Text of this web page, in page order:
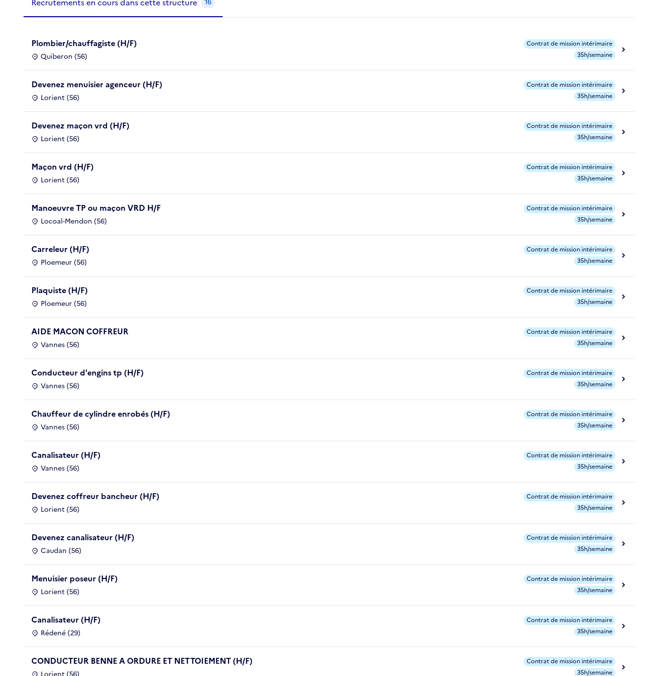
Recrutements en cours dans cette structure 16
Plombier/chauffagiste (H/F)
Quiberon (56)
Contrat de mission intérimaire
35h/semaine
Devenez menuisier agenceur (H/F)
Lorient (56)
Contrat de mission intérimaire
35h/semaine
Devenez maçon vrd (H/F)
Lorient (56)
Contrat de mission intérimaire
35h/semaine
Maçon vrd (H/F)
Lorient (56)
Contrat de mission intérimaire
35h/semaine
Manoeuvre TP ou maçon VRD H/F
Locoal-Mendon (56)
Contrat de mission intérimaire
35h/semaine
Carreleur (H/F)
Ploemeur (56)
Contrat de mission intérimaire
35h/semaine
Plaquiste (H/F)
Ploemeur (56)
Contrat de mission intérimaire
35h/semaine
AIDE MACON COFFREUR
Vannes (56)
Contrat de mission intérimaire
35h/semaine
Conducteur d'engins tp (H/F)
Vannes (56)
Contrat de mission intérimaire
35h/semaine
Chauffeur de cylindre enrobés (H/F)
Vannes (56)
Contrat de mission intérimaire
35h/semaine
Canalisateur (H/F)
Vannes (56)
Contrat de mission intérimaire
35h/semaine
Devenez coffreur bancheur (H/F)
Lorient (56)
Contrat de mission intérimaire
35h/semaine
Devenez canalisateur (H/F)
Caudan (56)
Contrat de mission intérimaire
35h/semaine
Menuisier poseur (H/F)
Lorient (56)
Contrat de mission intérimaire
35h/semaine
Canalisateur (H/F)
Rédené (29)
Contrat de mission intérimaire
35h/semaine
CONDUCTEUR BENNE A ORDURE ET NETTOIEMENT (H/F)
Contrat de mission intérimaire
35h/semaine